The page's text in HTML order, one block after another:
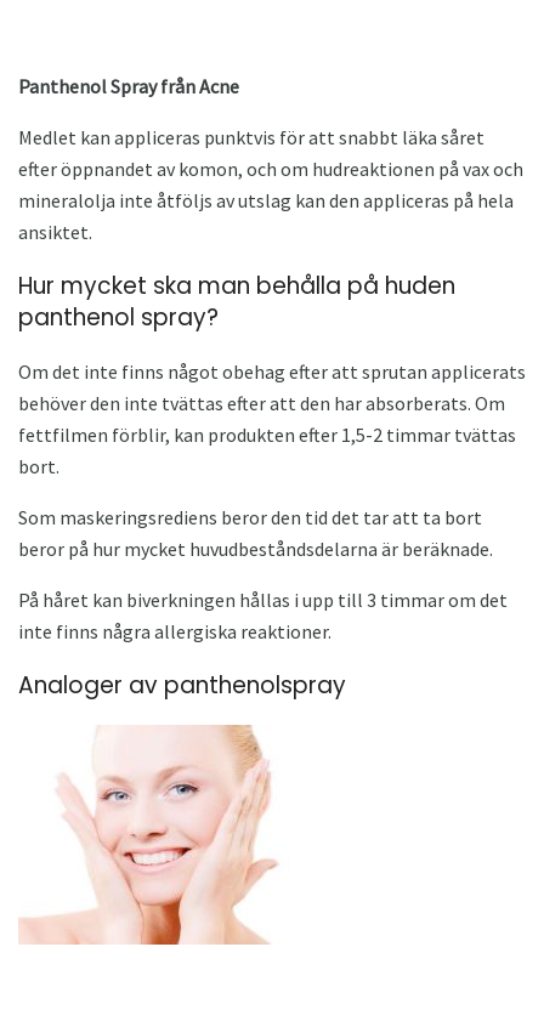
Panthenol Spray från Acne
Medlet kan appliceras punktvis för att snabbt läka såret
efter öppnandet av komon, och om hudreaktionen på vax och
mineralolja inte åtföljs av utslag kan den appliceras på hela
ansiktet.
Hur mycket ska man behålla på huden
panthenol spray?
Om det inte finns något obehag efter att sprutan applicerats
behöver den inte tvättas efter att den har absorberats. Om
fettfilmen förblir, kan produkten efter 1,5-2 timmar tvättas
bort.
Som maskeringsrediens beror den tid det tar att ta bort
beror på hur mycket huvudbeståndsdelarna är beräknade.
På håret kan biverkningen hållas i upp till 3 timmar om det
inte finns några allergiska reaktioner.
Analoger av panthenolspray